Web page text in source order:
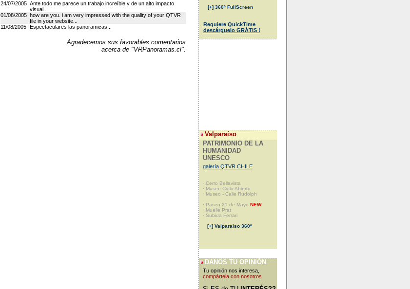
24/07/2005 Ante todo me parece un trabajo increíble y de un alto impacto
visual...
01/08/2005 how are you. i am very impressed with the quality of your QTVR
file in your website...
11/08/2005
Espectaculares las panoramicas...
Agradecemos sus favorables comentarios
acerca de "VRPanoramas.cl".
[+] 360º FullScreen
Requiere QuickTime
descárguelo GRÁTIS !
Valparaíso
PATRIMONIO DE LA
HUMANIDAD
UNESCO
galería QTVR CHILE
· Cerro Bellavista
· Museo Cielo Abierto
· Museo - Calle Rudolph
· Paseo 21 de Mayo NEW
· Muelle Prat
· Subida Ferrari
[+] Valparaiso 360º
DANOS TU OPINIÓN
Tu opinión nos interesa,
compártela con nosotros